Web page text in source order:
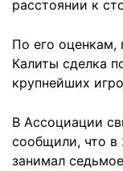
расстоянии к
По его оценкам,
Калиты сделка
крупнейших
В Ассоциации
сообщили, что в
занимал